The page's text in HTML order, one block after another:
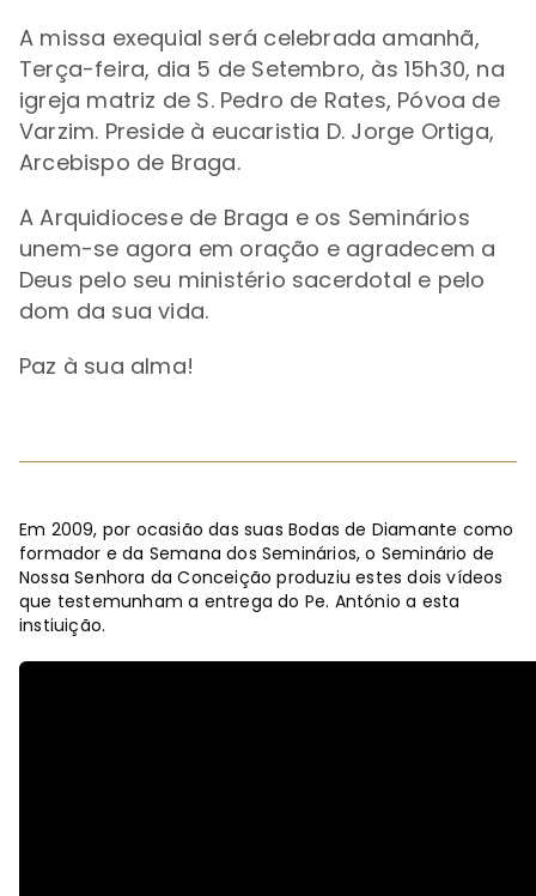
A missa exequial será celebrada amanhã,
Terça-feira, dia 5 de Setembro, às 15h30, na
igreja matriz de S. Pedro de Rates, Póvoa de
Varzim. Preside à eucaristia D. Jorge Ortiga,
Arcebispo de Braga.
A Arquidiocese de Braga e os Seminários
unem-se agora em oração e agradecem a
Deus pelo seu ministério sacerdotal e pelo
dom da sua vida.
Paz à sua alma!
Em 2009, por ocasião das suas Bodas de Diamante como
formador e da Semana dos Seminários, o Seminário de
Nossa Senhora da Conceição produziu estes dois vídeos
que testemunham a entrega do Pe. António a esta
instiuição.